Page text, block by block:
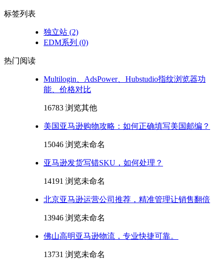
标签列表
独立站 (2)
EDM系列 (0)
热门阅读
Multilogin、AdsPower、Hubstudio指纹浏览器功
能、价格对比
16783 浏览其他
美国亚马逊购物攻略：如何正确填写美国邮编？
15046 浏览未命名
亚马逊发货写错SKU，如何处理？
14191 浏览未命名
北京亚马逊运营公司推荐，精准管理让销售翻倍
13946 浏览未命名
佛山高明亚马逊物流，专业快捷可靠。
13731 浏览未命名